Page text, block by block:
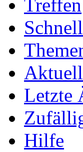
Treffen
Letzte
Hilfe